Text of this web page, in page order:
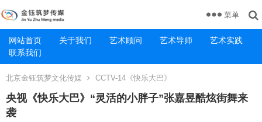
网站首页 关于我们 艺术顾问 艺术导师
艺术实践
联系我们
菜单
北京金钰筑梦文化传媒 CCTV-14《快乐大巴》
央视《快乐大巴》“灵活的小胖子”张嘉昱酷炫街舞来
袭